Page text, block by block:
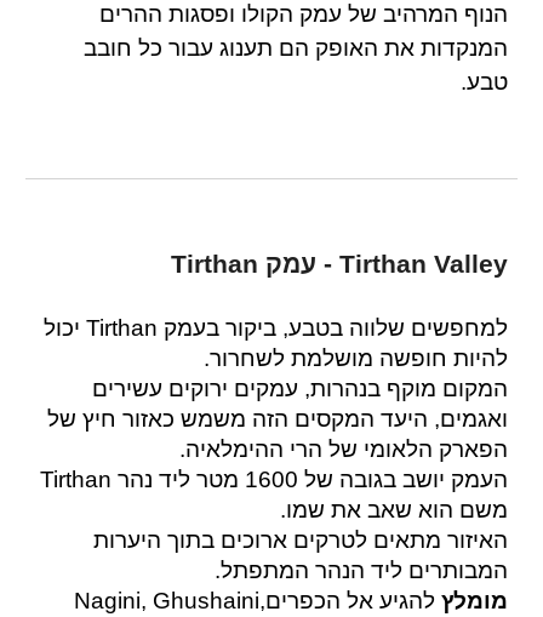
הנוף המרהיב של עמק הקולו ופסגות ההרים
המנקדות את האופק הם תענוג עבור כל חובב
טבע.
Tirthan Valley - עמק Tirthan
למחפשים שלווה בטבע, ביקור בעמק Tirthan יכול
להיות חופשה מושלמת לשחרור.
המקום מוקף בנהרות, עמקים ירוקים עשירים
ואגמים, היעד המקסים הזה משמש כאזור חיץ של
הפארק הלאומי של הרי ההימלאיה.
העמק יושב בגובה של 1600 מטר ליד נהר Tirthan
משם הוא שאב את שמו.
האיזור מתאים לטרקים ארוכים בתוך היערות
המבותרים ליד הנהר המתפתל.
מומלץ
להגיע אל הכפריםNagini, Ghushaini,